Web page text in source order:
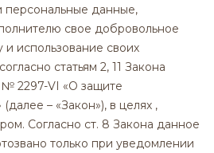
персональные данные,
свое добровольное
и использование своих
статьям 2, 11 Закона
№ 2297-VI «О защите
– «Закон»), в целях ,
Согласно ст. 8 Закона данное
только при уведомлении